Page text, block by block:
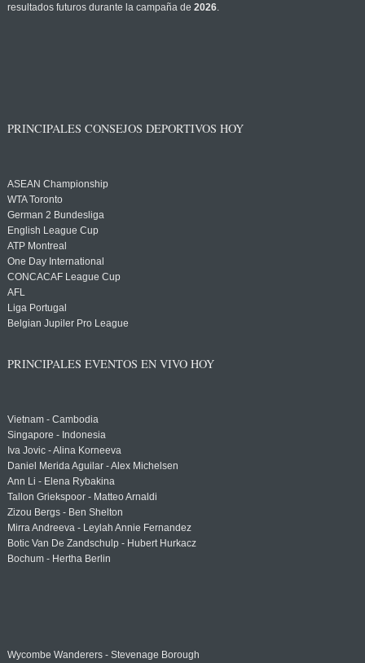
resultados futuros durante la campaña de 2026.
PRINCIPALES CONSEJOS DEPORTIVOS HOY
ASEAN Championship
WTA Toronto
German 2 Bundesliga
English League Cup
ATP Montreal
One Day International
CONCACAF League Cup
AFL
Liga Portugal
Belgian Jupiler Pro League
PRINCIPALES EVENTOS EN VIVO HOY
Vietnam - Cambodia
Singapore - Indonesia
Iva Jovic - Alina Korneeva
Daniel Merida Aguilar - Alex Michelsen
Ann Li - Elena Rybakina
Tallon Griekspoor - Matteo Arnaldi
Zizou Bergs - Ben Shelton
Mirra Andreeva - Leylah Annie Fernandez
Botic Van De Zandschulp - Hubert Hurkacz
Bochum - Hertha Berlin
Wycombe Wanderers - Stevenage Borough